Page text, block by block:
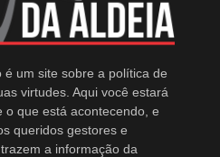
um site sobre a política de
virtudes. Aqui você estará
que está acontecendo, e
queridos gestores e
a informação da